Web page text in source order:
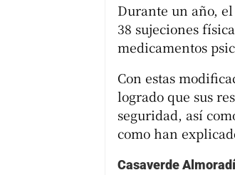
Durante un año,
38 sujeciones
medicamentos
Con estas
logrado que sus
seguridad, así
como han
Casaverde